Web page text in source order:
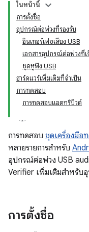
ในหน้านี้
การตั้งชื่อ
อุปกรณ์ต่อพ่วงที่รองรับ
อินเทอร์เฟซเสียง USB
เอกสารอุปกรณ์ต่อพ่วงที่เ
ชุดหูฟัง USB
ฮาร์ดแวร์เพิ่มเติมที่จำเป็น
การทดสอบ
การทดสอบแอตทริบิวต์
การทดสอบ ชุดเครื่องมือ
หลายรายการสำหรับ
อุปกรณ์ต่อพ่วง USB
Verifier เพิ่มเติมสำหรับ
การตั้งชื่อ